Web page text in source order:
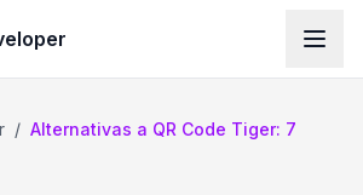
/ Alternativas a QR Code Tiger: 7